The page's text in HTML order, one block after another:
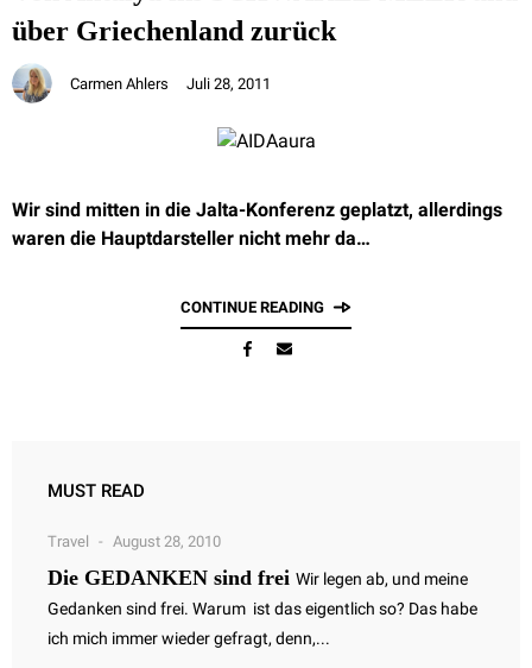
über Griechenland zurück
Carmen Ahlers Juli 28, 2011
Wir sind mitten in die Jalta-Konferenz geplatzt, allerdings
waren die Hauptdarsteller nicht mehr da…
CONTINUE READING
MUST READ
Travel August 28, 2010
Die GEDANKEN sind frei Wir legen ab, und meine
Gedanken sind frei. Warum ist das eigentlich so? Das habe
ich mich immer wieder gefragt, denn,...